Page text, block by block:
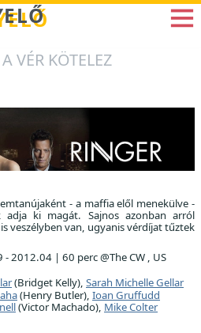
VÉR KÖTELEZ
- a maffia elől menekülve -
adja ki magát. Sajnos azonban arról
veszélyben van, ugyanis vérdíjat tűztek
- 2012.04 | 60 perc @The CW , US
(Bridget Kelly), Sarah Michelle Gellar
(Henry Butler), Ioan Gruffudd
(Victor Machado), Mike Colter